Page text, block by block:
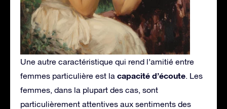
Une autre caractéristique qui rend l’amitié entre
femmes particulière est la capacité d’écoute. Les
femmes, dans la plupart des cas, sont
particulièrement attentives aux sentiments des